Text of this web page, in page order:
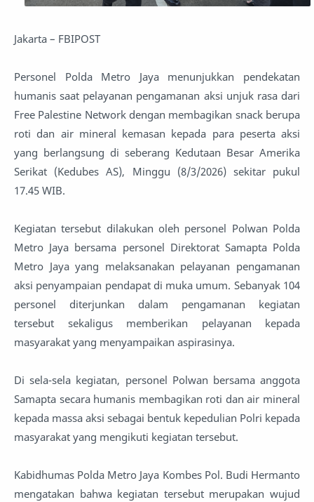
Jakarta – FBIPOST
Personel Polda Metro Jaya menunjukkan pendekatan
humanis saat pelayanan pengamanan aksi unjuk rasa dari
Free Palestine Network dengan membagikan snack berupa
roti dan air mineral kemasan kepada para peserta aksi
yang berlangsung di seberang Kedutaan Besar Amerika
Serikat (Kedubes AS), Minggu (8/3/2026) sekitar pukul
17.45 WIB.
Kegiatan tersebut dilakukan oleh personel Polwan Polda
Metro Jaya bersama personel Direktorat Samapta Polda
Metro Jaya yang melaksanakan pelayanan pengamanan
aksi penyampaian pendapat di muka umum. Sebanyak 104
personel diterjunkan dalam pengamanan kegiatan
tersebut sekaligus memberikan pelayanan kepada
masyarakat yang menyampaikan aspirasinya.
Di sela-sela kegiatan, personel Polwan bersama anggota
Samapta secara humanis membagikan roti dan air mineral
kepada massa aksi sebagai bentuk kepedulian Polri kepada
masyarakat yang mengikuti kegiatan tersebut.
Kabidhumas Polda Metro Jaya Kombes Pol. Budi Hermanto
mengatakan bahwa kegiatan tersebut merupakan wujud